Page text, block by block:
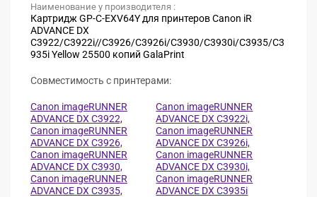
Наименование у производителя :
Картридж GP-C-EXV64Y для принтеров Canon iR
ADVANCE DX
C3922/C3922i//C3926/C3926i/C3930/C3930i/C3935/C3
935i Yellow 25500 копий GalaPrint
Совместимость с принтерами:
Canon imageRUNNER
ADVANCE DX C3922,
Canon imageRUNNER
ADVANCE DX C3922i,
Canon imageRUNNER
ADVANCE DX C3926,
Canon imageRUNNER
ADVANCE DX C3926i,
Canon imageRUNNER
ADVANCE DX C3930,
Canon imageRUNNER
ADVANCE DX C3930i,
Canon imageRUNNER
ADVANCE DX C3935,
Canon imageRUNNER
ADVANCE DX C3935i